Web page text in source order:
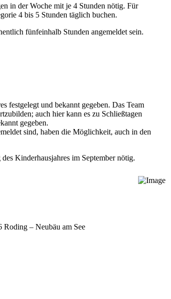
in der Woche mit je 4 Stunden nötig. Für
4 bis 5 Stunden täglich buchen.
fünfeinhalb Stunden angemeldet sein.
festgelegt und bekannt gegeben. Das Team
auch hier kann es zu Schließtagen
gegeben.
sind, haben die Möglichkeit, auch in den
Kinderhausjahres im September nötig.
– Neubäu am See